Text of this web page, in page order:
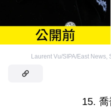
Laurent Vu/SIPA/East News,
15. 喬